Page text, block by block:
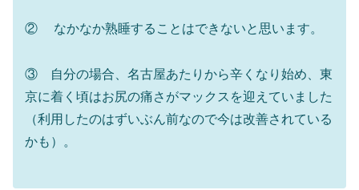
② なかなか熟睡することはできないと思います。
③ 自分の場合、名古屋あたりから辛くなり始め、東
京に着く頃はお尻の痛さがマックスを迎えていました
（利用したのはずいぶん前なので今は改善されている
かも）。